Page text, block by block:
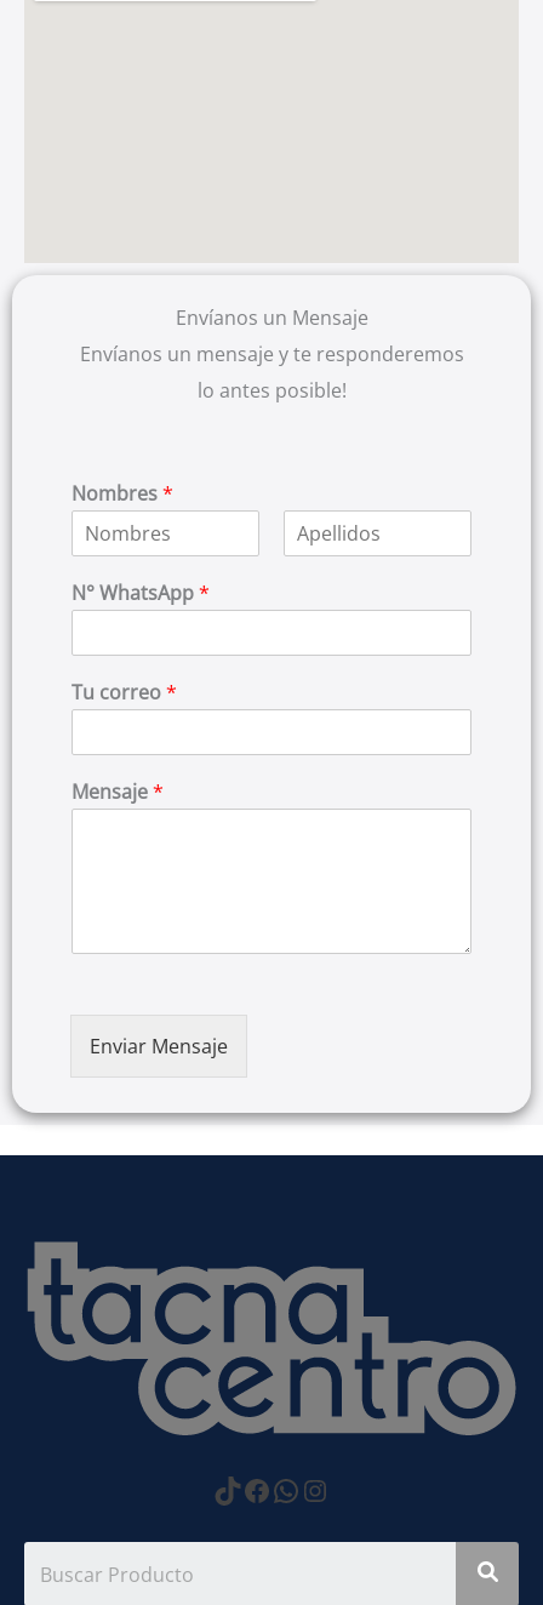
Envíanos un Mensaje
Envíanos un mensaje y te responderemos
lo antes posible!
Nombres*
o
m
e
i
N° WhatsApp*
Tu correo*
Mensaje*
Enviar Mensaje
https://
Facebook
WhatsApp
Instagram